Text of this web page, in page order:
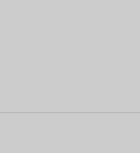
ilman SIM-korttia ja
ja